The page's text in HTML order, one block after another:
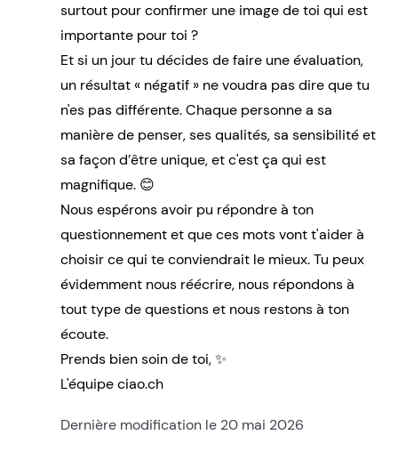
surtout pour confirmer une image de toi qui est
importante pour toi ?
Et si un jour tu décides de faire une évaluation,
un résultat « négatif » ne voudra pas dire que tu
n'es pas différente. Chaque personne a sa
manière de penser, ses qualités, sa sensibilité et
sa façon d’être unique, et c'est ça qui est
magnifique. 😊
Nous espérons avoir pu répondre à ton
questionnement et que ces mots vont t'aider à
choisir ce qui te conviendrait le mieux. Tu peux
évidemment nous réécrire, nous répondons à
tout type de questions et nous restons à ton
écoute.
Prends bien soin de toi, ✨
L'équipe ciao.ch
Dernière modification le 20 mai 2026